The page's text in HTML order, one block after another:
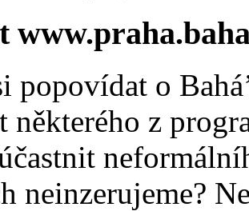
popovídat o
některého z
neinzerujeme?